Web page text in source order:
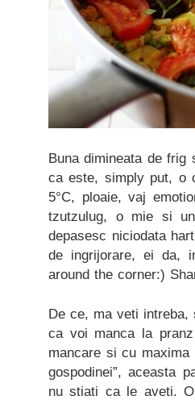
Buna dimineata de
ca este, simply put, o
5°C, ploaie, vaj
tzutzulug, o mie si
depasesc niciodata
de ingrijorare, ei da,
around the corner:)
De ce, ma veti intreba,
ca voi manca la
mancare si cu
gospodinei”, aceasta
nu stiati ca le aveti.